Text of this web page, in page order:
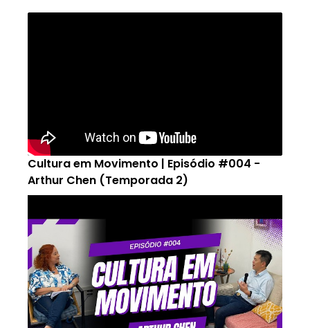
Cultura em Movimento | Episódio #004 -
Arthur Chen (Temporada 2)